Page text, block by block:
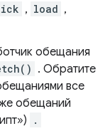
, load ,
обещания
. Обратите
все
обещаний
.